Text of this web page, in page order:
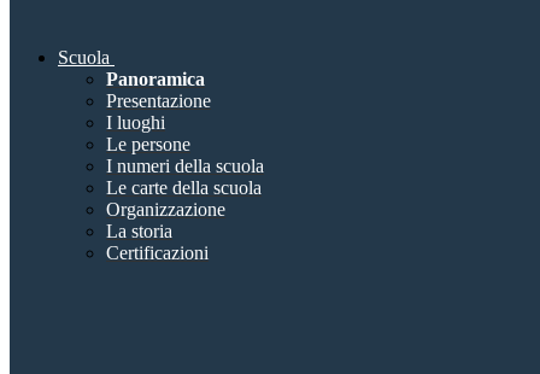
Scuola
Panoramica
Presentazione
I luoghi
Le persone
I numeri della scuola
Le carte della scuola
Organizzazione
La storia
Certificazioni